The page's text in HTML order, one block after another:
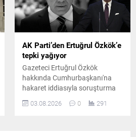
AK Parti’den Ertuğrul Özkök’e
tepki yağıyor
Gazeteci Ertuğrul Özkök
hakkında Cumhurbaşkanı'na
hakaret iddiasıyla soruşturma
başlatılmasının ardından AK
Parti Sözcüsü Ömer Çelik
03.08.2026 0 291